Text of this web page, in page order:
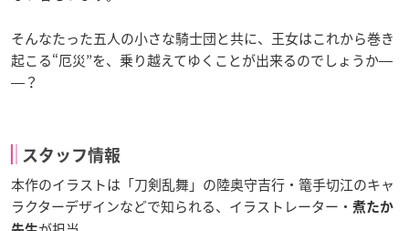
そんなたった五人の小さな騎士団と共に、王女はこれから巻き
起こる“厄災”を、乗り越えてゆくことが出来るのでしょうか―
―？
スタッフ情報
本作のイラストは「刀剣乱舞」の陸奥守吉行・篭手切江のキャ
ラクターデザインなどで知られる、イラストレーター・ 煮たか